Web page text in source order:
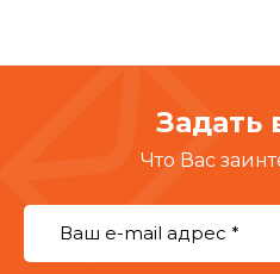
Задать
Что Вас